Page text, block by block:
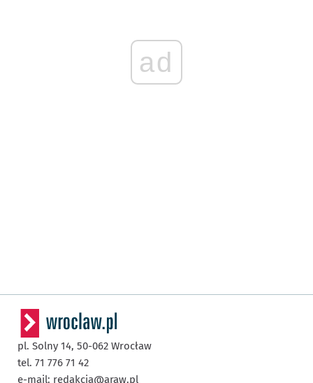
ad
pl. Solny 14, 50-062 Wrocław
tel. 71 776 71 42
e-mail: redakcja@araw.pl